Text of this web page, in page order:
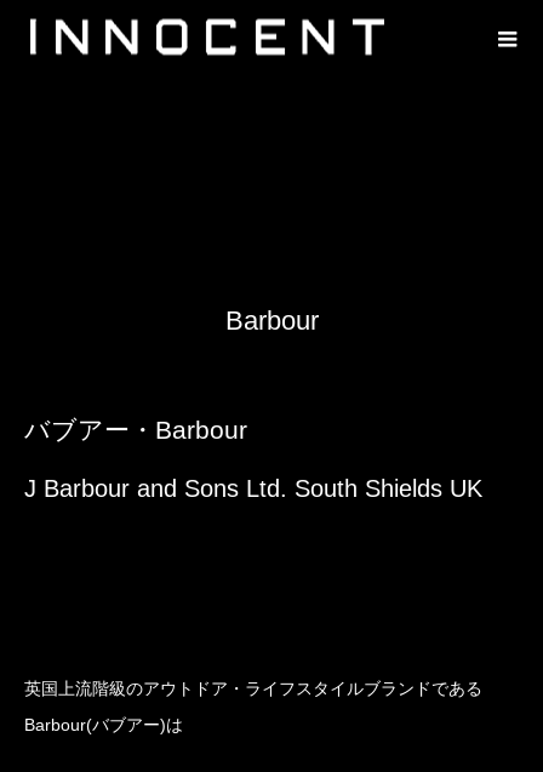
Barbour
バブアー・Barbour
J Barbour and Sons Ltd. South Shields UK
英国上流階級のアウトドア・ライフスタイルブランドである
Barbour(バブアー)は